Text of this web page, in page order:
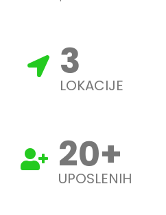
3
LOKACIJE
20+
UPOSLENIH